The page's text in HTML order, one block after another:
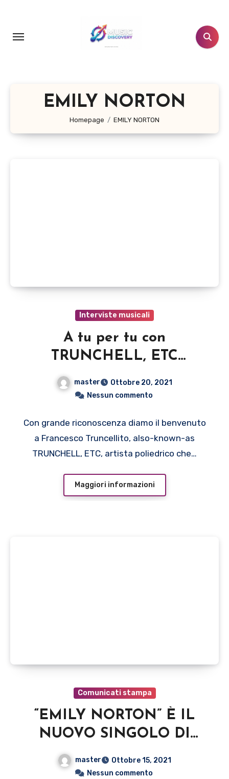
contenuto
EMILY NORTON
Homepage EMILY NORTON
Interviste musicali
A tu per tu con
TRUNCHELL, ETC
incredibile artista
master
Ottobre 20, 2021
Nessun commento
Con grande riconoscenza diamo il benvenuto
a Francesco Truncellito, also-known-as
TRUNCHELL, ETC, artista poliedrico che…
Maggiori informazioni
Comunicati stampa
“EMILY NORTON” È IL
NUOVO SINGOLO DI
TRUNCHELL, ETC., UN
BRANO CRUDO E
master
Ottobre 15, 2021
Nessun commento